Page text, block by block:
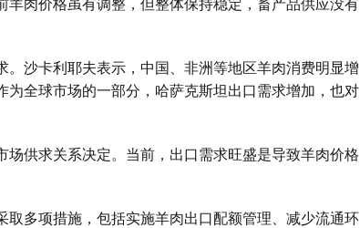
沙卡利耶夫表示，中国、非洲等地区羊肉消费明显增
全球市场的一部分，哈萨克斯坦出口需求增加，也对
供求关系决定。当前，出口需求旺盛是导致羊肉价格
多项措施，包括实施羊肉出口配额管理、减少流通环